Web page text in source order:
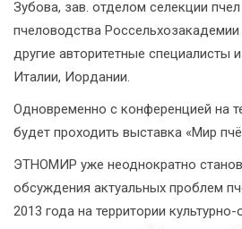
Зубова, зав. отделом селекции
пчеловодства
другие авторитетные специалисты
Италии, Иордании.
Одновременно с конференцией на
будет проходить выставка «Мир
ЭТНОМИР уже неоднократно
обсуждения актуальных проблем
2013 года на территории